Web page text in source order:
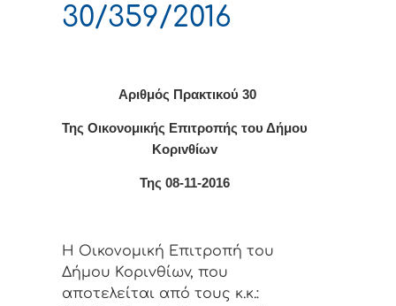
30/359/2016
Αριθμός Πρακτικού 30
Της Οικονομικής Επιτρoπής τoυ Δήμoυ
Κoριvθίωv
Της 08-11-2016
Η Οικονομική Επιτρoπή τoυ
Δήμoυ Κoριvθίωv, πoυ
απoτελείται από τoυς κ.κ.: